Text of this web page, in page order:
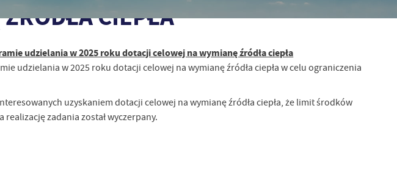
CIEPŁA
udzielania w 2025 roku dotacji celowej na wymianę źródła ciepła
udzielania w 2025 roku dotacji celowej na wymianę źródła ciepła w celu ograniczenia
uzyskaniem dotacji celowej na wymianę źródła ciepła, że limit środków
zadania został wyczerpany.